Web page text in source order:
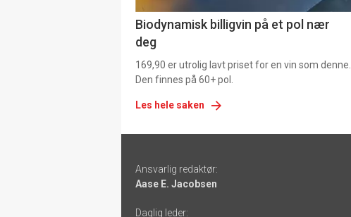
Biodynamisk billigvin på et pol nær
deg
169,90 er utrolig lavt priset for en vin som denne.
Den finnes på 60+ pol.
Les hele saken
-
links
Ansvarlig redaktør:
Aase E. Jacobsen
Daglig leder: